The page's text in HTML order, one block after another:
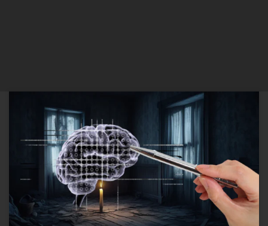
O Lado escuro da Desordem O conceito de “lar” vai além de um
simples espaço físico. Ele é, na verdade, um reflexo da identidade e
do estado emocional de uma pessoa. Estudos, como o realizado
por The dark side of home: Assessing possession ‘clutter’ on
subjective well-being e publicado no […]